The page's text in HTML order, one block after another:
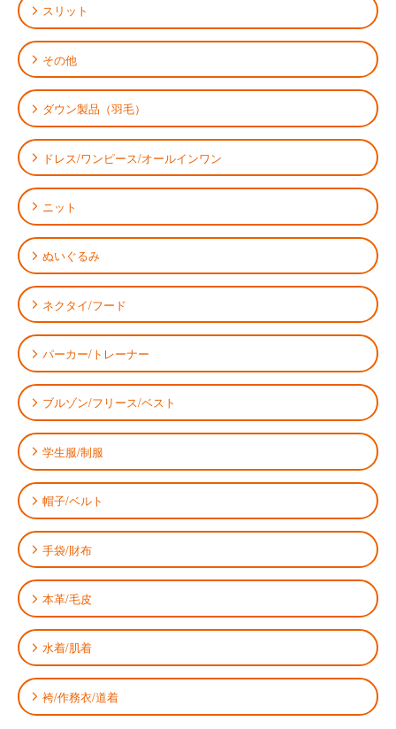
スリット
その他
ダウン製品（羽毛）
ドレス/ワンピース/オールインワン
ニット
ぬいぐるみ
ネクタイ/フード
パーカー/トレーナー
ブルゾン/フリース/ベスト
学生服/制服
帽子/ベルト
手袋/財布
本革/毛皮
水着/肌着
袴/作務衣/道着